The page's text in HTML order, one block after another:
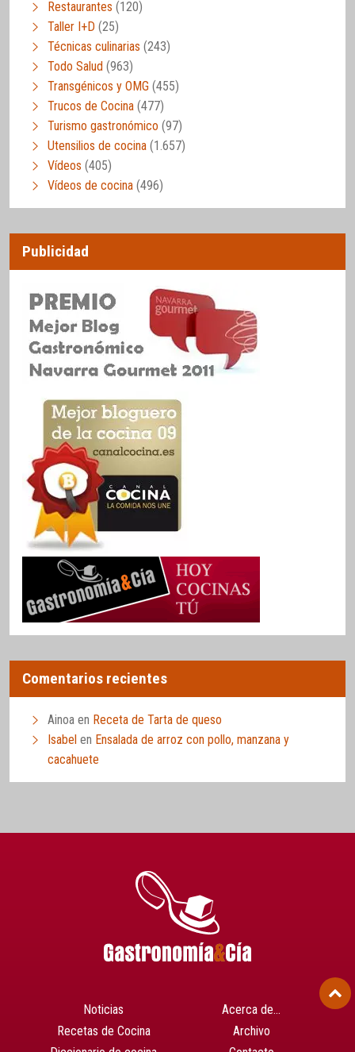
Restaurantes (120)
Taller I+D (25)
Técnicas culinarias (243)
Todo Salud (963)
Transgénicos y OMG (455)
Trucos de Cocina (477)
Turismo gastronómico (97)
Utensilios de cocina (1.657)
Vídeos (405)
Vídeos de cocina (496)
Publicidad
Comentarios recientes
Ainoa en Receta de Tarta de queso
Isabel en Ensalada de arroz con pollo, manzana y
cacahuete
Noticias
Recetas de Cocina
Acerca de…
Archivo